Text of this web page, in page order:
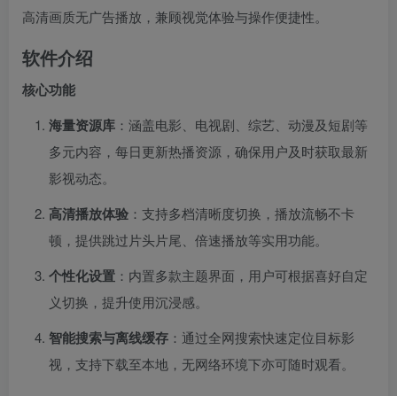
高清画质无广告播放，兼顾视觉体验与操作便捷性。
软件介绍
​核心功能​
​海量资源库​ ​：涵盖电影、电视剧、综艺、动漫及短剧等
多元内容，每日更新热播资源，确保用户及时获取最新
影视动态。
​高清播放体验​ ​：支持多档清晰度切换，播放流畅不卡
顿，提供跳过片头片尾、倍速播放等实用功能。
​个性化设置​ ​：内置多款主题界面，用户可根据喜好自定
义切换，提升使用沉浸感。
​智能搜索与离线缓存​ ​：通过全网搜索快速定位目标影
视，支持下载至本地，无网络环境下亦可随时观看。